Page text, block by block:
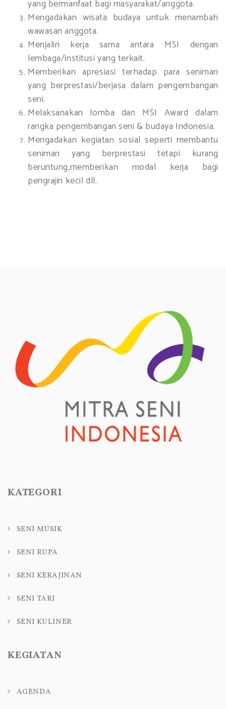
yang bermanfaat bagi masyarakat/anggota.
Mengadakan wisata budaya untuk menambah
wawasan anggota.
Menjalin kerja sama antara MSI dengan
lembaga/institusi yang terkait.
Memberikan apresiasi terhadap para seniman
yang berprestasi/berjasa dalam pengembangan
seni.
Melaksanakan lomba dan MSI Award dalam
rangka pengembangan seni & budaya Indonesia.
Mengadakan kegiatan sosial seperti membantu
seniman yang berprestasi tetapi kurang
beruntung,memberikan modal kerja bagi
pengrajin kecil dll.
KATEGORI
SENI MUSIK
SENI RUPA
SENI KERAJINAN
SENI TARI
SENI KULINER
KEGIATAN
AGENDA